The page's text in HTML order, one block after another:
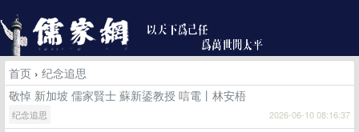
首页 › 纪念追思
敬悼 新加坡 儒家賢士 蘇新鋈教授 唁電丨林安梧
纪念追思 2026-06-10 08:16:37